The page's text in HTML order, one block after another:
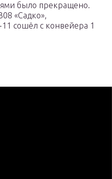
было прекращено.
«Садко»,
сошёл с конвейера 1